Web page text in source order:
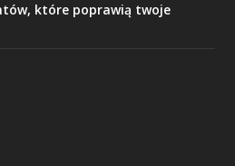
które poprawią twoje